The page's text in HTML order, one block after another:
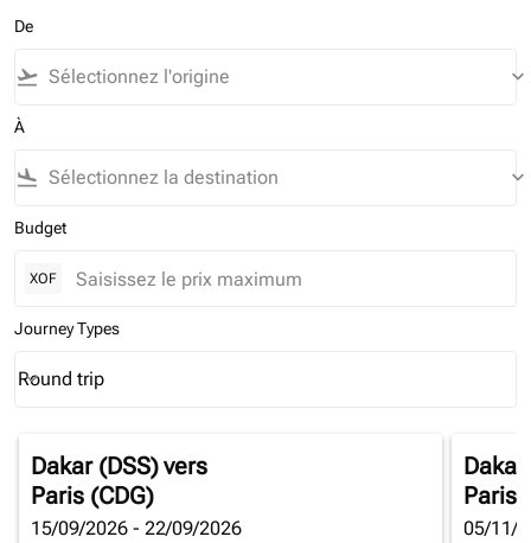
De
flight_takeoff keyboard_arrow_down
À
flight_land keyboard_arrow_down
Budget
XOF
Journey Types
Journey Types option Round trip Selected
Round trip
keyboard_arrow_down
Dakar (DSS)vers
Paris (CDG)
15/09/2026 - 22/09/2026
Dakar
Paris
05/11/